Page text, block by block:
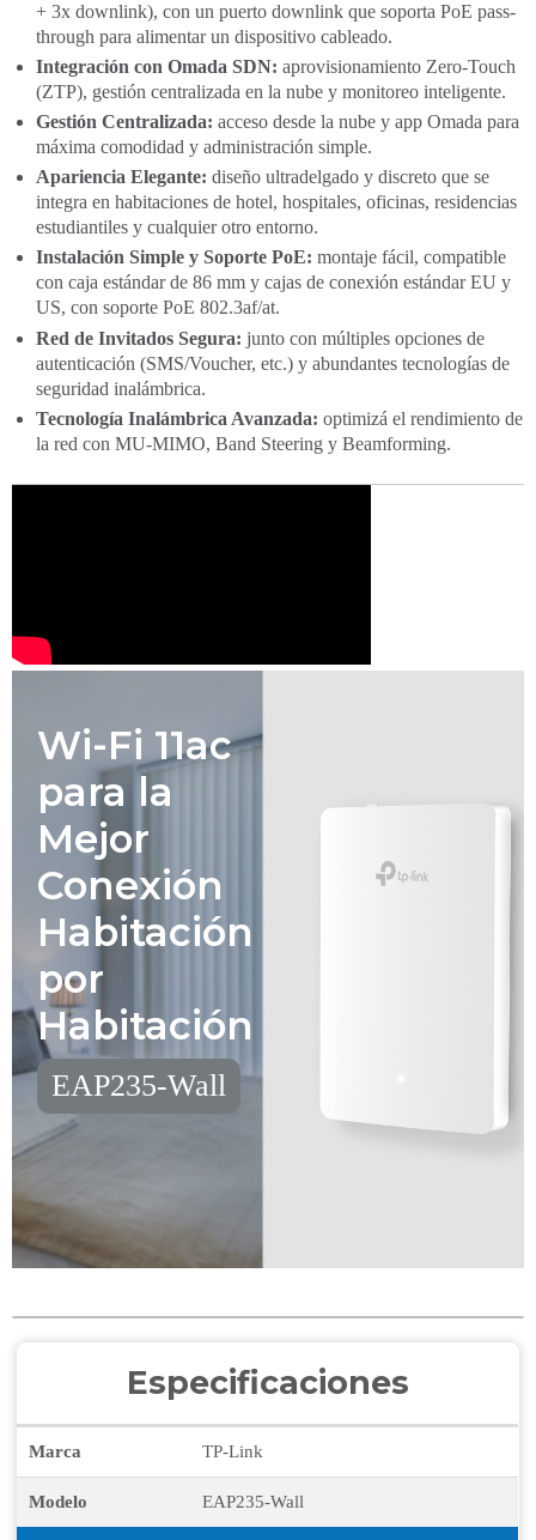
+ 3x downlink), con un puerto downlink que soporta PoE pass-
through para alimentar un dispositivo cableado.
Integración con Omada SDN: aprovisionamiento Zero-Touch
(ZTP), gestión centralizada en la nube y monitoreo inteligente.
Gestión Centralizada: acceso desde la nube y app Omada para
máxima comodidad y administración simple.
Apariencia Elegante: diseño ultradelgado y discreto que se
integra en habitaciones de hotel, hospitales, oficinas, residencias
estudiantiles y cualquier otro entorno.
Instalación Simple y Soporte PoE: montaje fácil, compatible
con caja estándar de 86 mm y cajas de conexión estándar EU y
US, con soporte PoE 802.3af/at.
Red de Invitados Segura: junto con múltiples opciones de
autenticación (SMS/Voucher, etc.) y abundantes tecnologías de
seguridad inalámbrica.
Tecnología Inalámbrica Avanzada: optimizá el rendimiento de
la red con MU-MIMO, Band Steering y Beamforming.
Wi-Fi 11ac
para la
Mejor
Conexión
Habitación
por
Habitación
EAP235-Wall
Especificaciones
Marca TP-Link
Modelo EAP235-Wall